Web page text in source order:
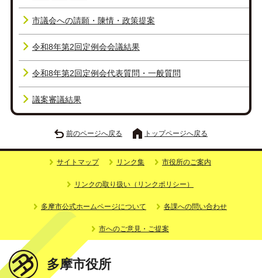
市議会への請願・陳情・政策提案
令和8年第2回定例会会議結果
令和8年第2回定例会代表質問・一般質問
議案審議結果
前のページへ戻る トップページへ戻る
サイトマップ リンク集 市役所のご案内
リンクの取り扱い（リンクポリシー）
多摩市公式ホームページについて 各課への問い合わせ
市へのご意見・ご提案
多摩市役所